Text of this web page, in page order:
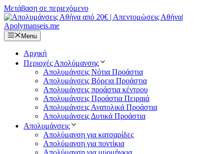
Μετάβαση σε περιεχόμενο
Menu
Αρχική
Περιοχές Απολύμανσης
Απολυμάνσεις Νότια Προάστια
Απολυμάνσεις Βόρεια Προάστια
Απολυμάνσεις προάστια κέντρου
Απολυμάνσεις Προάστια Πειραιά
Απολυμάνσεις Ανατολικά Προάστια
Απολυμάνσεις Δυτικά Προάστια
Απολυμάνσεις
Απολύμανση για κατσαρίδες
Απολύμανση για ποντίκια